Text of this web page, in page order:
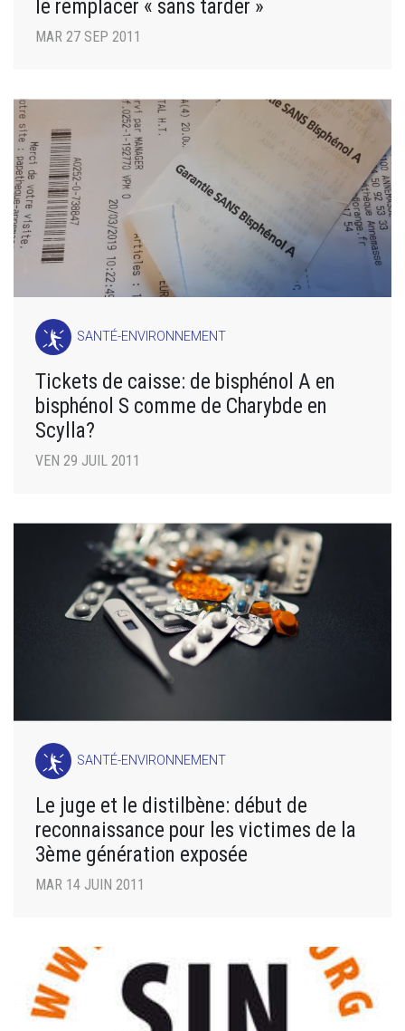
le remplacer « sans tarder »
MAR 27 SEP 2011
SANTÉ-ENVIRONNEMENT
Tickets de caisse: de bisphénol A en
bisphénol S comme de Charybde en
Scylla?
VEN 29 JUIL 2011
SANTÉ-ENVIRONNEMENT
Le juge et le distilbène: début de
reconnaissance pour les victimes de la
3ème génération exposée
MAR 14 JUIN 2011